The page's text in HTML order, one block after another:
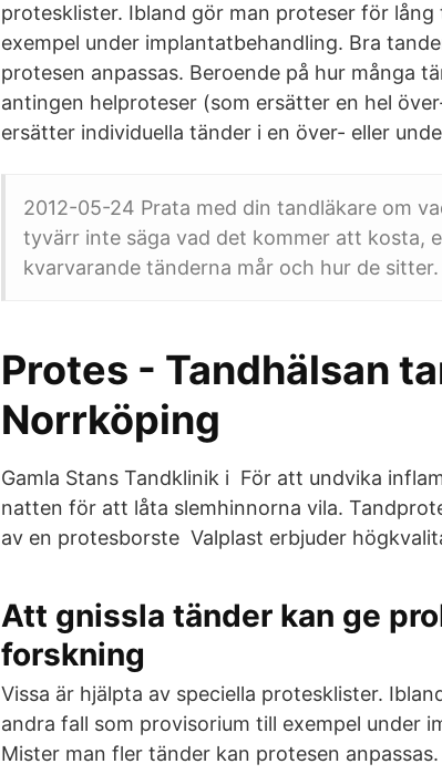
protesklister. Ibland gör man proteser för
exempel under implantatbehandling. Bra
protesen anpassas. Beroende på hur många
antingen helproteser (som ersätter en hel
ersätter individuella tänder i en över- eller
2012-05-24 Prata med din tandläkare om
tyvärr inte säga vad det kommer att kosta,
kvarvarande tänderna mår och hur de sitter.
Protes - Tandhälsan
Norrköping
Gamla Stans Tandklinik i För att undvika
natten för att låta slemhinnorna vila.
av en protesborste Valplast erbjuder
Att gnissla tänder kan ge
forskning
Vissa är hjälpta av speciella protesklister.
andra fall som provisorium till exempel under
Mister man fler tänder kan protesen anpassas.